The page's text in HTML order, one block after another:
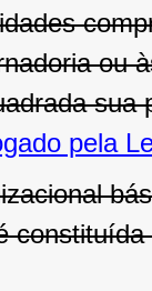
ou
pela